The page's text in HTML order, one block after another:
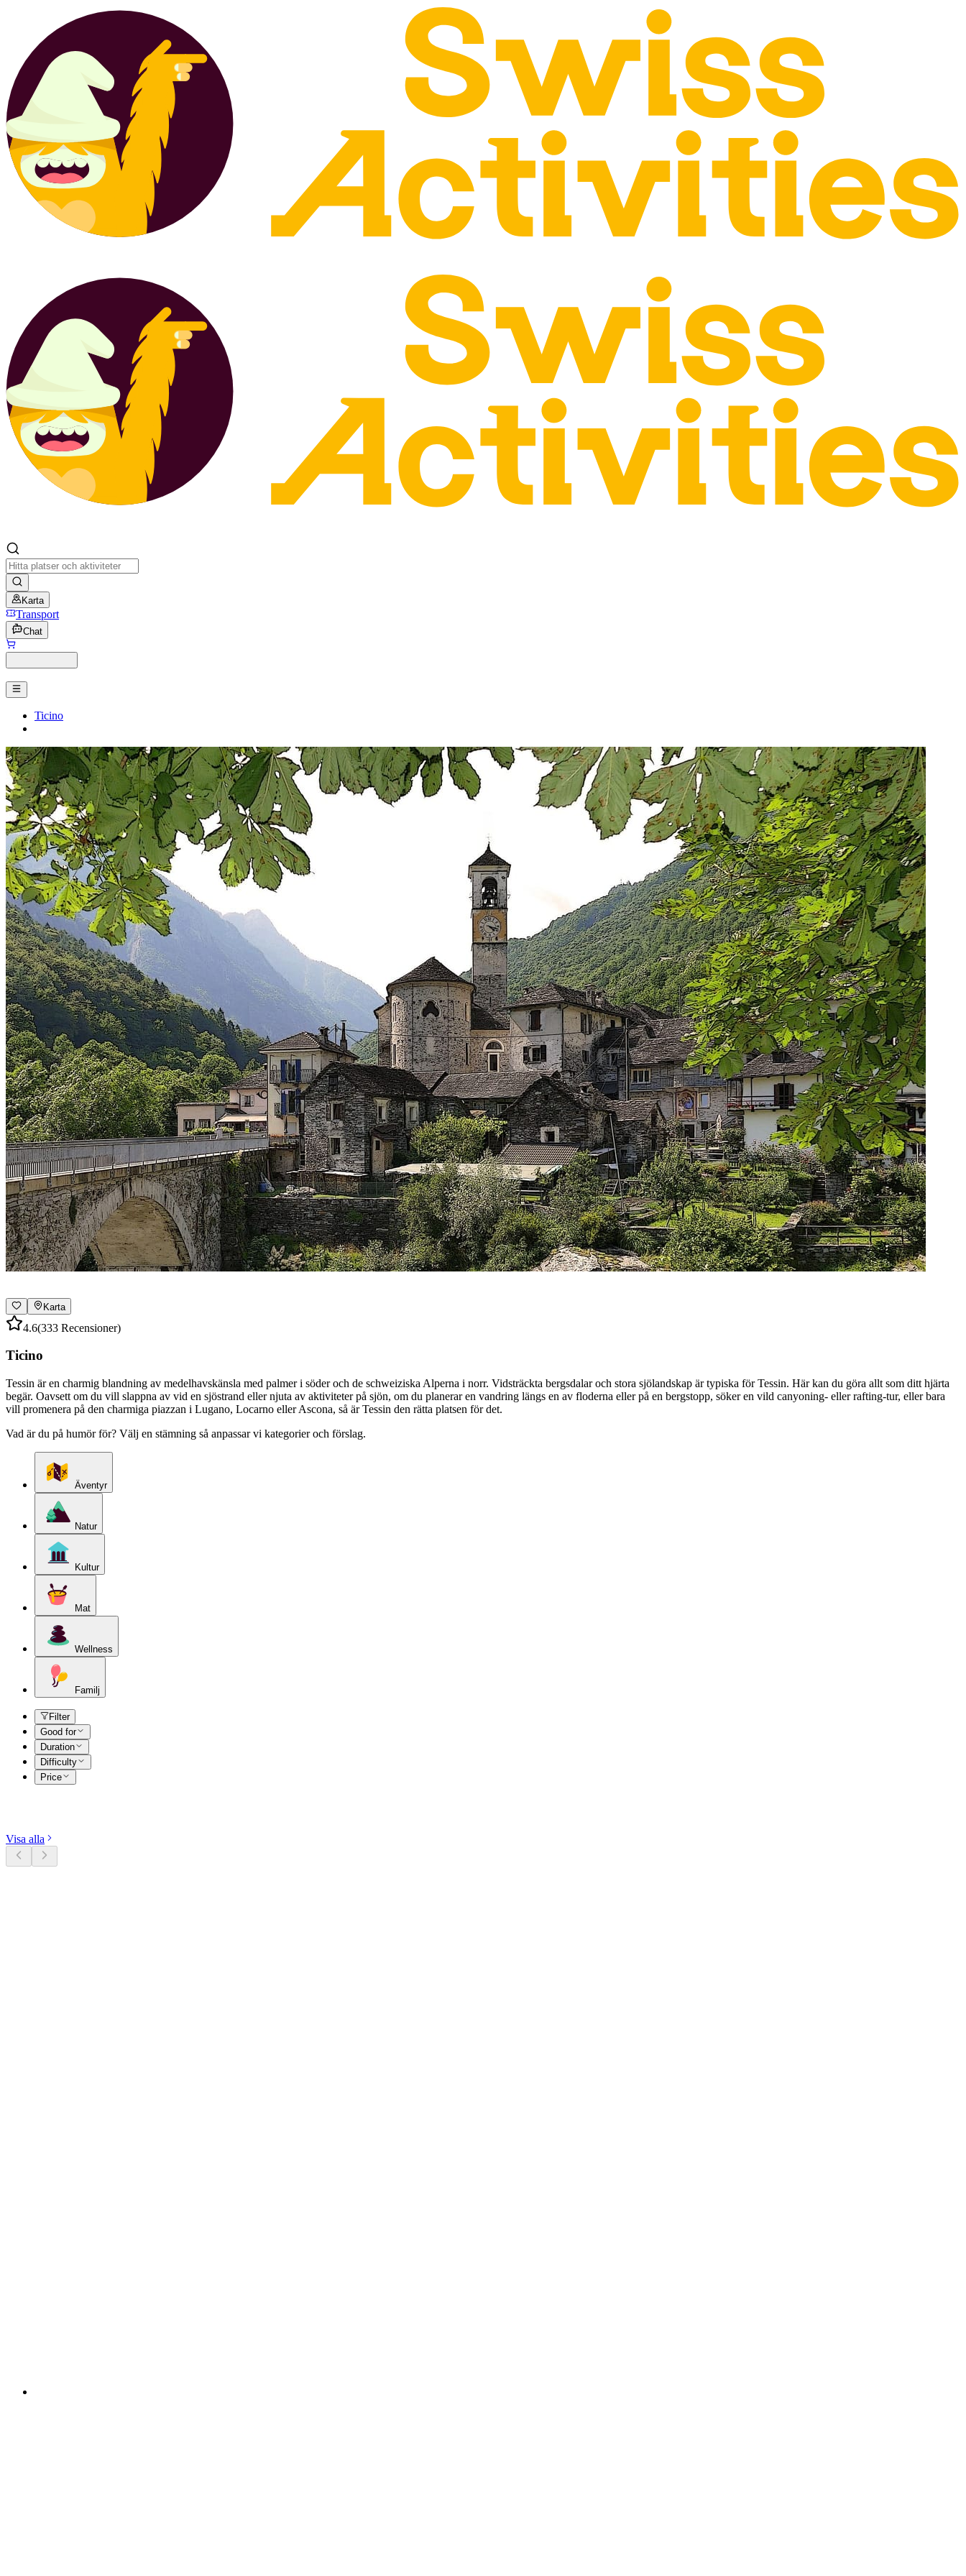
Karta
Transport
Chat
Ticino
Karta
4.6(333 Recensioner)
Ticino
Tessin är en charmig blandning av medelhavskänsla med palmer i söder och de schweiziska Alperna i norr. Vidsträckta bergsdalar och stora sjölandskap är typiska för Tessin. Här kan du göra allt som ditt hjärta
begär. Oavsett om du vill slappna av vid en sjöstrand eller njuta av aktiviteter på sjön, om du planerar en vandring längs en av floderna eller på en bergstopp, söker en vild canyoning- eller rafting-tur, eller bara
vill promenera på den charmiga piazzan i Lugano, Locarno eller Ascona, så är Tessin den rätta platsen för det.
Vad är du på humör för? Välj en stämning så anpassar vi kategorier och förslag.
Äventyr
Natur
Kultur
Mat
Wellness
Familj
Filter
Good for
Duration
Difficulty
Price
Visa alla